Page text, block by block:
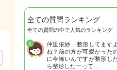
全ての質問ランキング
全ての質問の中で人気のランキング
仲里依紗 整形してますよ
ね？前の方が可愛かった
に今怖いんですが整形し
ら整形したーって…
1